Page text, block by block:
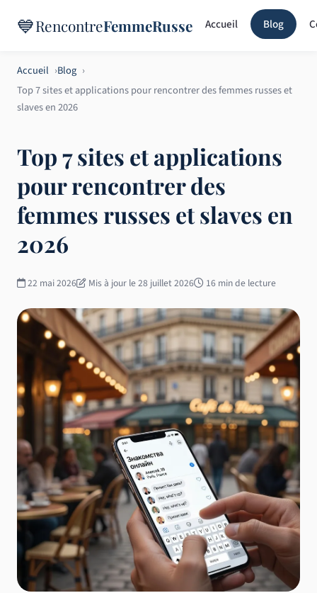
💙RencontreFemmeRusse Accueil Blog
Accueil
Blog
Top 7 sites et applications pour rencontrer des femmes russes et
slaves en 2026
Top 7 sites et applications
pour rencontrer des
femmes russes et slaves en
2026
22 mai 2026 Mis à jour le 28 juillet 2026 16 min de lecture